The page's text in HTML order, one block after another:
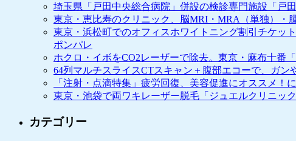
埼玉県「戸田中央総合病院」併設の検診専門施設「戸
東京・恵比寿のクリニック、脳MRI・MRA（単独）・
東京・浜松町でのオフィスホワイトニング割引チケッ
ポンパレ
ホクロ・イボをCO2レーザーで除去。東京・麻布十番
64列マルチスライスCTスキャン＋腹部エコーで、ガ
「注射・点滴特集」疲労回復、美容促進にオススメ
東京・池袋で両ワキレーザー脱毛「ジュエルクリニッ
カテゴリー